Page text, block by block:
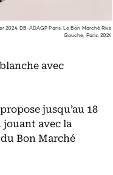
DB-ADAGP Paris, Le Bon Marché Rive
Gauche, Paris, 2024
avec
jusqu’au 18
avec la
Bon Marché